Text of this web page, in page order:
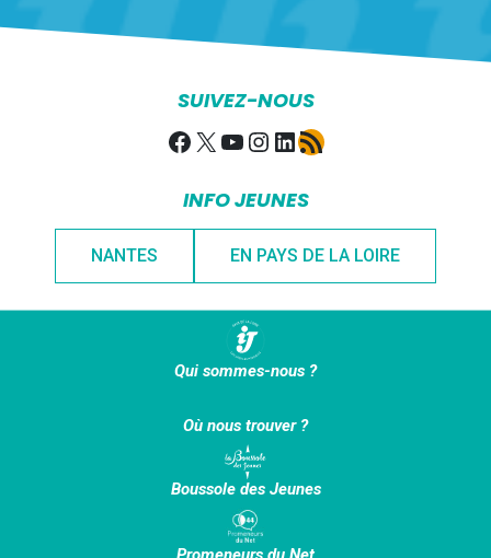
SUIVEZ-NOUS
Facebook
X YouTube
Instagram
LinkedIn
Flux RSS
INFO JEUNES
NANTES EN PAYS DE LA LOIRE
Qui sommes-nous ?
Où nous trouver ?
Boussole des Jeunes